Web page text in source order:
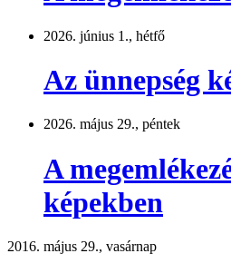
2026. június 1., hétfő
Az ünnepség
2026. május 29., péntek
A
képekben
2016. május 29., vasárnap